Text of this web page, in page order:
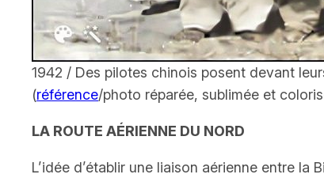
1942 / Des pilotes chinois posent devant
(référence/photo réparée, sublimée et
LA ROUTE AÉRIENNE DU NORD
L’idée d’établir une liaison aérienne entre la